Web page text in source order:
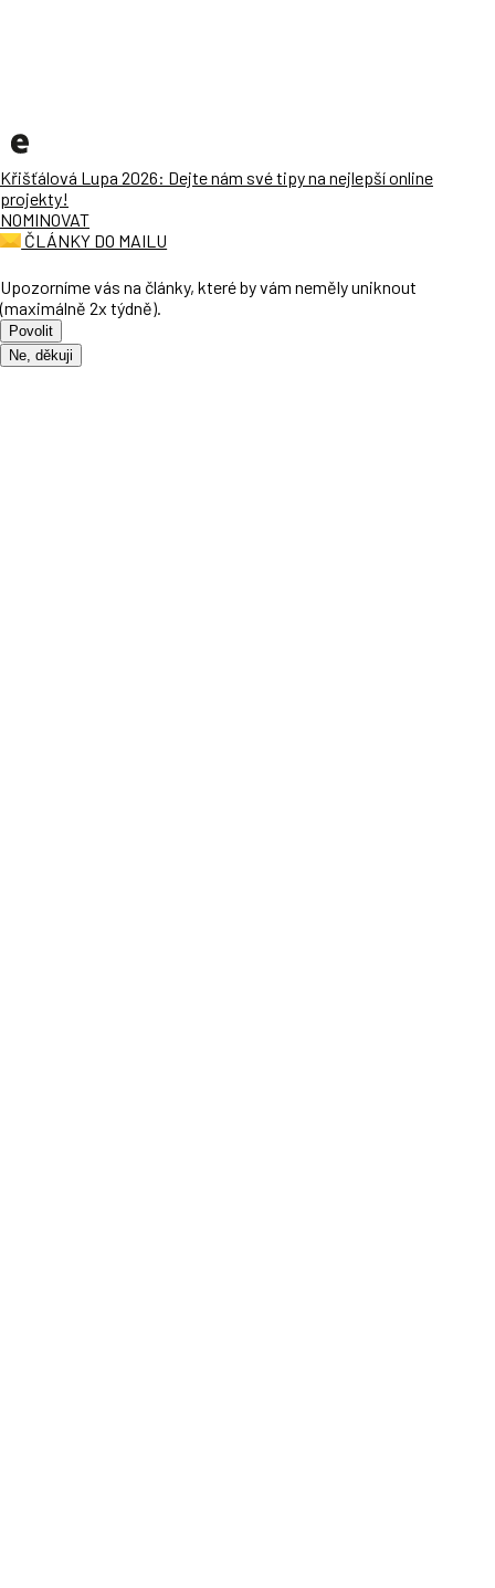
Křišťálová Lupa 2026: Dejte nám své tipy na nejlepší online
projekty!
NOMINOVAT
ČLÁNKY DO MAILU
Upozorníme vás na články, které by vám neměly uniknout
(maximálně 2x týdně).
Povolit
Ne, děkuji